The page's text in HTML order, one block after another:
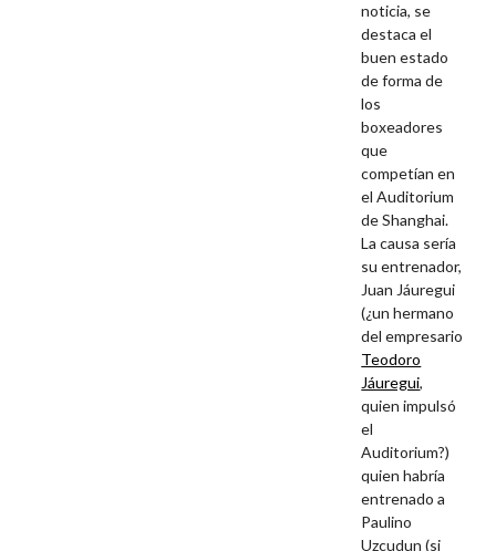
noticia, se
destaca el
buen estado
de forma de
los
boxeadores
que
competían en
el Auditorium
de Shanghai.
La causa sería
su entrenador,
Juan Jáuregui
(¿un hermano
del empresario
Teodoro
Jáuregui,
quien impulsó
el
Auditorium?)
quien habría
entrenado a
Paulino
Uzcudun (si